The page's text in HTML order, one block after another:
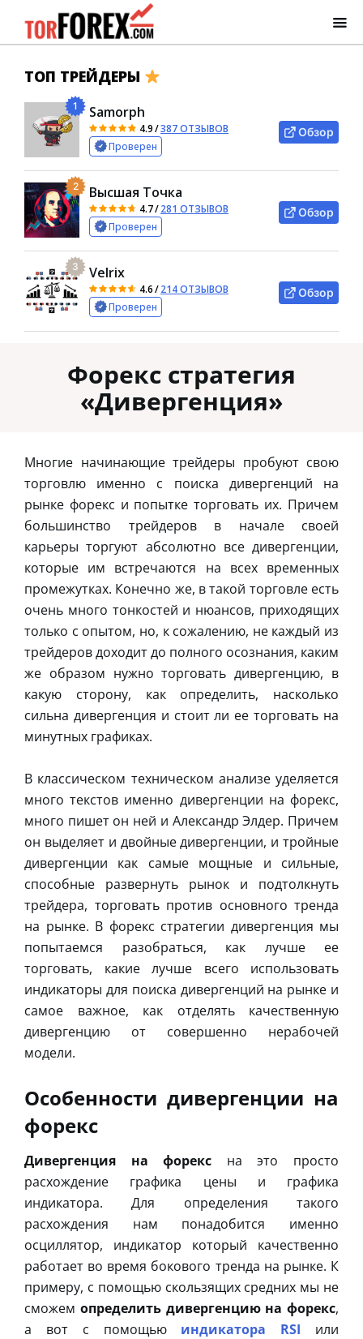
ТОП ТРЕЙДЕРЫ
1 Samorph
4.9/387 ОТЗЫВОВ
Проверен
Обзор
2 Высшая Точка
4.7/281 ОТЗЫВОВ
Проверен
Обзор
3 Velrix
4.6/214 ОТЗЫВОВ
Проверен
Обзор
Форекс стратегия
«Дивергенция»
Многие начинающие трейдеры пробуют свою
торговлю именно с поиска дивергенций на
рынке форекс и попытке торговать их. Причем
большинство трейдеров в начале своей
карьеры торгуют абсолютно все дивергенции,
которые им встречаются на всех временных
промежутках. Конечно же, в такой торговле есть
очень много тонкостей и нюансов, приходящих
только с опытом, но, к сожалению, не каждый из
трейдеров доходит до полного осознания, каким
же образом нужно торговать дивергенцию, в
какую сторону, как определить, насколько
сильна дивергенция и стоит ли ее торговать на
минутных графиках.
В классическом техническом анализе уделяется
много текстов именно дивергенции на форекс,
много пишет он ней и Александр Элдер. Причем
он выделяет и двойные дивергенции, и тройные
дивергенции как самые мощные и сильные,
способные развернуть рынок и подтолкнуть
трейдера, торговать против основного тренда
на рынке. В форекс стратегии дивергенция мы
попытаемся разобраться, как лучше ее
торговать, какие лучше всего использовать
индикаторы для поиска дивергенций на рынке и
самое важное, как отделять качественную
дивергенцию от совершенно нерабочей
модели.
Особенности дивергенции на
форекс
Дивергенция на форекс на это просто
расхождение графика цены и графика
индикатора. Для определения такого
расхождения нам понадобится именно
осциллятор, индикатор который качественно
работает во время бокового тренда на рынке. К
примеру, с помощью скользящих средних мы не
сможем определить дивергенцию на форекс,
а вот с помощью индикатора RSI или